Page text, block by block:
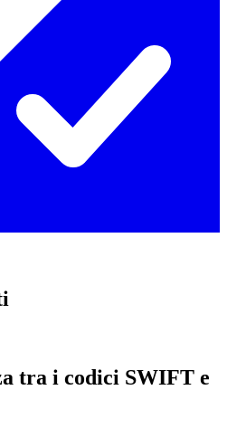
tra i codici SWIFT e